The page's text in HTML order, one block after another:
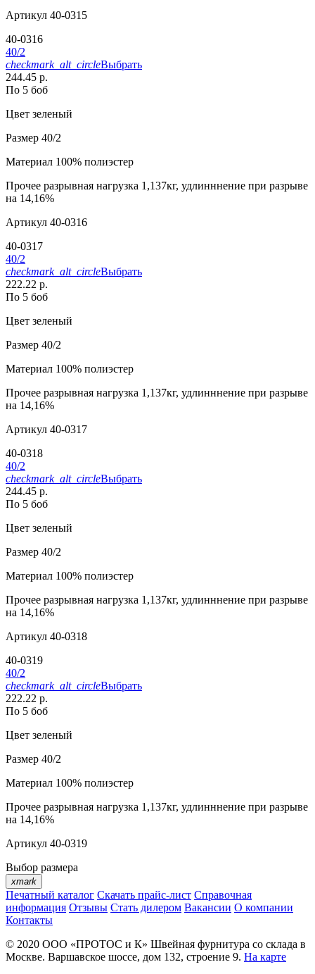
Артикул 40-0315
40-0316
40/2
checkmark_alt_circleВыбрать
244.45 р.
По 5 боб
Цвет зеленый
Размер 40/2
Материал 100% полиэстер
Прочее разрывная нагрузка 1,137кг, удлинннение при разрыве
на 14,16%
Артикул 40-0316
40-0317
40/2
checkmark_alt_circleВыбрать
222.22 р.
По 5 боб
Цвет зеленый
Размер 40/2
Материал 100% полиэстер
Прочее разрывная нагрузка 1,137кг, удлинннение при разрыве
на 14,16%
Артикул 40-0317
40-0318
40/2
checkmark_alt_circleВыбрать
244.45 р.
По 5 боб
Цвет зеленый
Размер 40/2
Материал 100% полиэстер
Прочее разрывная нагрузка 1,137кг, удлинннение при разрыве
на 14,16%
Артикул 40-0318
40-0319
40/2
checkmark_alt_circleВыбрать
222.22 р.
По 5 боб
Цвет зеленый
Размер 40/2
Материал 100% полиэстер
Прочее разрывная нагрузка 1,137кг, удлинннение при разрыве
на 14,16%
Артикул 40-0319
Выбор размера
xmark
Печатный каталог Скачать прайс-лист Справочная
информация Отзывы Стать дилером Вакансии О компании
Контакты
© 2020 ООО «ПРОТОС и К» Швейная фурнитура со склада в
Москве. Варшавское шоссе, дом 132, строение 9. На карте